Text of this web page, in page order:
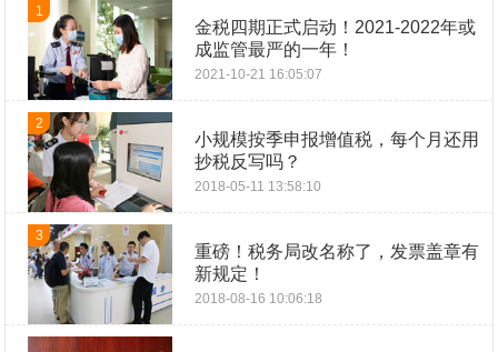
1
金税四期正式启动！2021-2022年或
成监管最严的一年！
2021-10-21 16:05:07
2
小规模按季申报增值税，每个月还用
抄税反写吗？
2018-05-11 13:58:10
3
重磅！税务局改名称了，发票盖章有
新规定！
2018-08-16 10:06:18